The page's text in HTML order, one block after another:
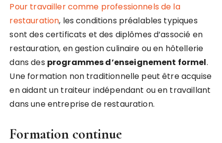
Pour travailler comme professionnels de la
restauration, les conditions préalables typiques
sont des certificats et des diplômes d’associé en
restauration, en gestion culinaire ou en hôtellerie
dans des programmes d’enseignement formel.
Une formation non traditionnelle peut être acquise
en aidant un traiteur indépendant ou en travaillant
dans une entreprise de restauration.
Formation continue